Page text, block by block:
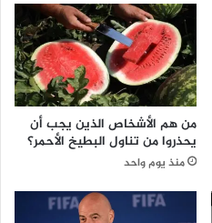
من هم الأشخاص الذين يجب أن
يحذروا من تناول البطيخ الأحمر؟
منذ يوم واحد